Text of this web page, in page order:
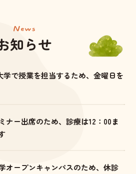
News
知らせ
ープンキャンパスのため、休診
ー出席のため、診療は12：00ま
で授業を担当するため、金曜日を